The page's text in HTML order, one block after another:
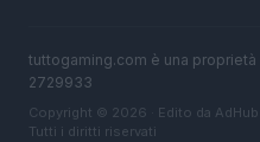
tuttogaming.com è una proprietà
2729933
Copyright © 2026 · Edito da
Tutti i diritti riservati